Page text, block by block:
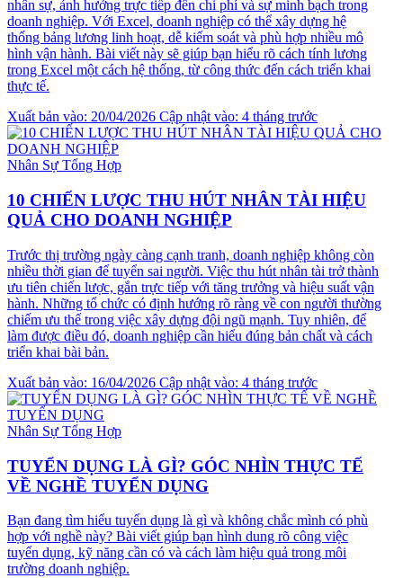
nhân sự, ảnh hưởng trực tiếp đến chi phí và sự minh bạch trong
doanh nghiệp. Với Excel, doanh nghiệp có thể xây dựng hệ
thống bảng lương linh hoạt, dễ kiểm soát và phù hợp nhiều mô
hình vận hành. Bài viết này sẽ giúp bạn hiểu rõ cách tính lương
trong Excel một cách hệ thống, từ công thức đến cách triển khai
thực tế.
Xuất bản vào: 20/04/2026 Cập nhật vào: 4 tháng trước
Nhân Sự Tổng Hợp
10 CHIẾN LƯỢC THU HÚT NHÂN TÀI HIỆU
QUẢ CHO DOANH NGHIỆP
Trước thị trường ngày càng cạnh tranh, doanh nghiệp không còn
nhiều thời gian để tuyển sai người. Việc thu hút nhân tài trở thành
ưu tiên chiến lược, gắn trực tiếp với tăng trưởng và hiệu suất vận
hành. Những tổ chức có định hướng rõ ràng về con người thường
chiếm ưu thế trong việc xây dựng đội ngũ mạnh. Tuy nhiên, để
làm được điều đó, doanh nghiệp cần hiểu đúng bản chất và cách
triển khai bài bản.
Xuất bản vào: 16/04/2026 Cập nhật vào: 4 tháng trước
Nhân Sự Tổng Hợp
TUYỂN DỤNG LÀ GÌ? GÓC NHÌN THỰC TẾ
VỀ NGHỀ TUYỂN DỤNG
Bạn đang tìm hiểu tuyển dụng là gì và không chắc mình có phù
hợp với nghề này? Bài viết giúp bạn hình dung rõ công việc
tuyển dụng, kỹ năng cần có và cách làm hiệu quả trong môi
trường doanh nghiệp.